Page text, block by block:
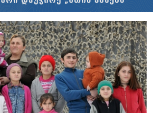
ქართული საქმე
ჩვენ შესახებ
კონტაქტი
სოციალური ქსელები